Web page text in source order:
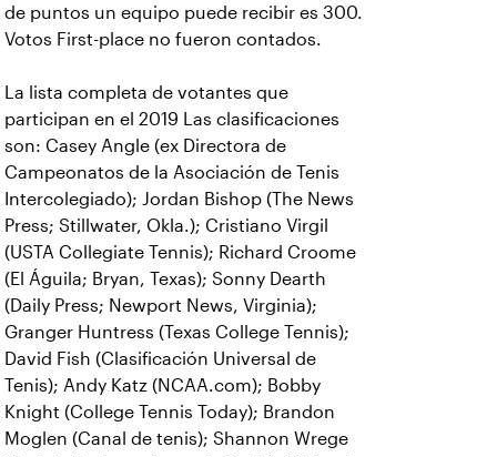
de puntos un equipo puede recibir es 300.
Votos First-place no fueron contados.
La lista completa de votantes que
participan en el 2019 Las clasificaciones
son: Casey Angle (ex Directora de
Campeonatos de la Asociación de Tenis
Intercolegiado); Jordan Bishop (The News
Press; Stillwater, Okla.); Cristiano Virgil
(USTA Collegiate Tennis); Richard Croome
(El Águila; Bryan, Texas); Sonny Dearth
(Daily Press; Newport News, Virginia);
Granger Huntress (Texas College Tennis);
David Fish (Clasificación Universal de
Tenis); Andy Katz (NCAA.com); Bobby
Knight (College Tennis Today); Brandon
Moglen (Canal de tenis); Shannon Wrege